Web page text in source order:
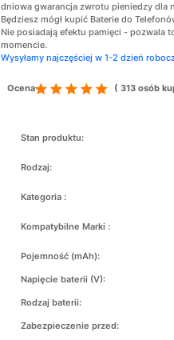
dniowa gwarancja zwrotu pieniedzy dla
Będziesz mógł kupić Baterie do
Nie posiadają efektu pamięci - pozwala
momencie.
Wysyłamy najczęściej w 1-2 dzień
Ocena ( 313 osób
Stan produktu:
Rodzaj:
Kategoria :
Kompatybilne Marki :
Pojemność (mAh):
Napięcie baterii (V):
Rodzaj baterii:
Zabezpieczenie przed: